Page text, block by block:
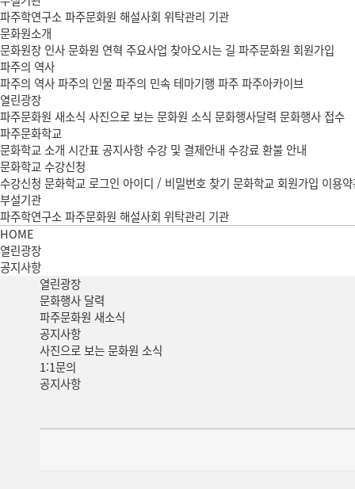
파주학연구소파주문화원 해설사회 위탁관리 기관
문화원소개
문화원장 인사문화원 연혁 주요사업 찾아오시는 길 파주문화원 회원가입
파주의 역사
파주의 역사파주의 인물파주의 민속 테마기행 파주파주아카이브
열린광장
파주문화원 새소식 사진으로 보는 문화원 소식 문화행사달력 문화행사 접수
파주문화학교
문화학교 소개 시간표공지사항수강 및 결제안내 수강료 환불 안내
문화학교 수강신청
수강신청 문화학교 로그인 아이디 / 비밀번호 찾기 문화학교 회원가입 이용
부설기관
파주학연구소파주문화원 해설사회 위탁관리 기관
HOME
열린광장
공지사항
열린광장
문화행사 달력
파주문화원 새소식
공지사항
사진으로 보는 문화원 소식
1:1문의
공지사항